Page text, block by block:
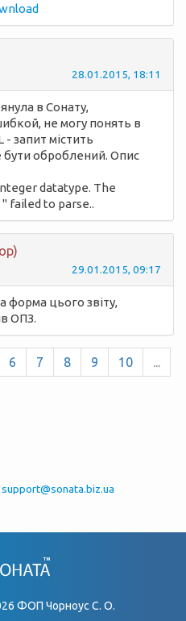
28.01.2015, 18:11
в Сонату,
не могу понять в
запит містить
бути оброблений. Опис
datatype. The
failed to parse..
29.01.2015, 09:17
форма цього звіту,
ОПЗ.
6 7 8 9 10
...
support@sonata.biz.ua
ФОП Чорноус С. О.